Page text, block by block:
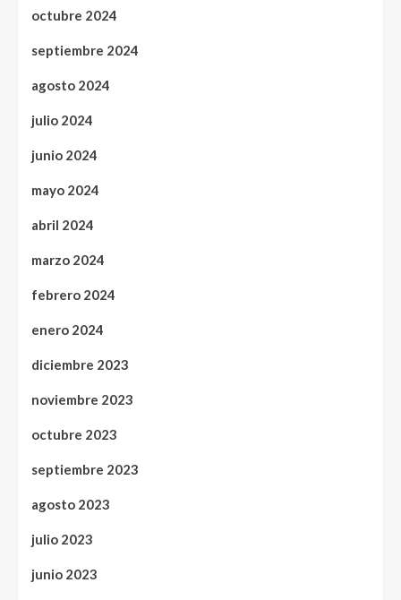
octubre 2024
septiembre 2024
agosto 2024
julio 2024
junio 2024
mayo 2024
abril 2024
marzo 2024
febrero 2024
enero 2024
diciembre 2023
noviembre 2023
octubre 2023
septiembre 2023
agosto 2023
julio 2023
junio 2023